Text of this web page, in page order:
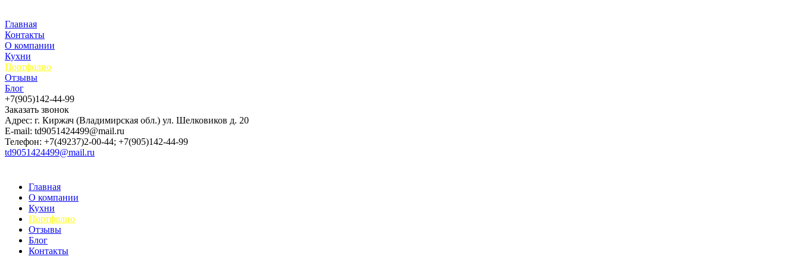
Главная
Контакты
О компании
Кухни
Портфолио
Отзывы
Блог
+7(905)142-44-99
Заказать звонок
Адрес: г. Киржач (Владимирская обл.) ул. Шелковиков д. 20
E-mail: td9051424499@mail.ru
Телефон: +7(49237)2-00-44; +7(905)142-44-99
td9051424499@mail.ru
Главная
О компании
Кухни
Портфолио
Отзывы
Блог
Контакты